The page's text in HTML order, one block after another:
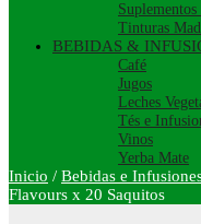
Tinturas
BEBIDAS &
Café
Jugos
Leches
Tés e
Vinos
Yerba Mate
Inicio / Bebidas e
Flavours x 20 Saquitos